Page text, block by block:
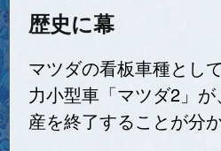
歴史に幕
マツダの看板車種とし
力小型車「マツダ2」
産を終了することが分